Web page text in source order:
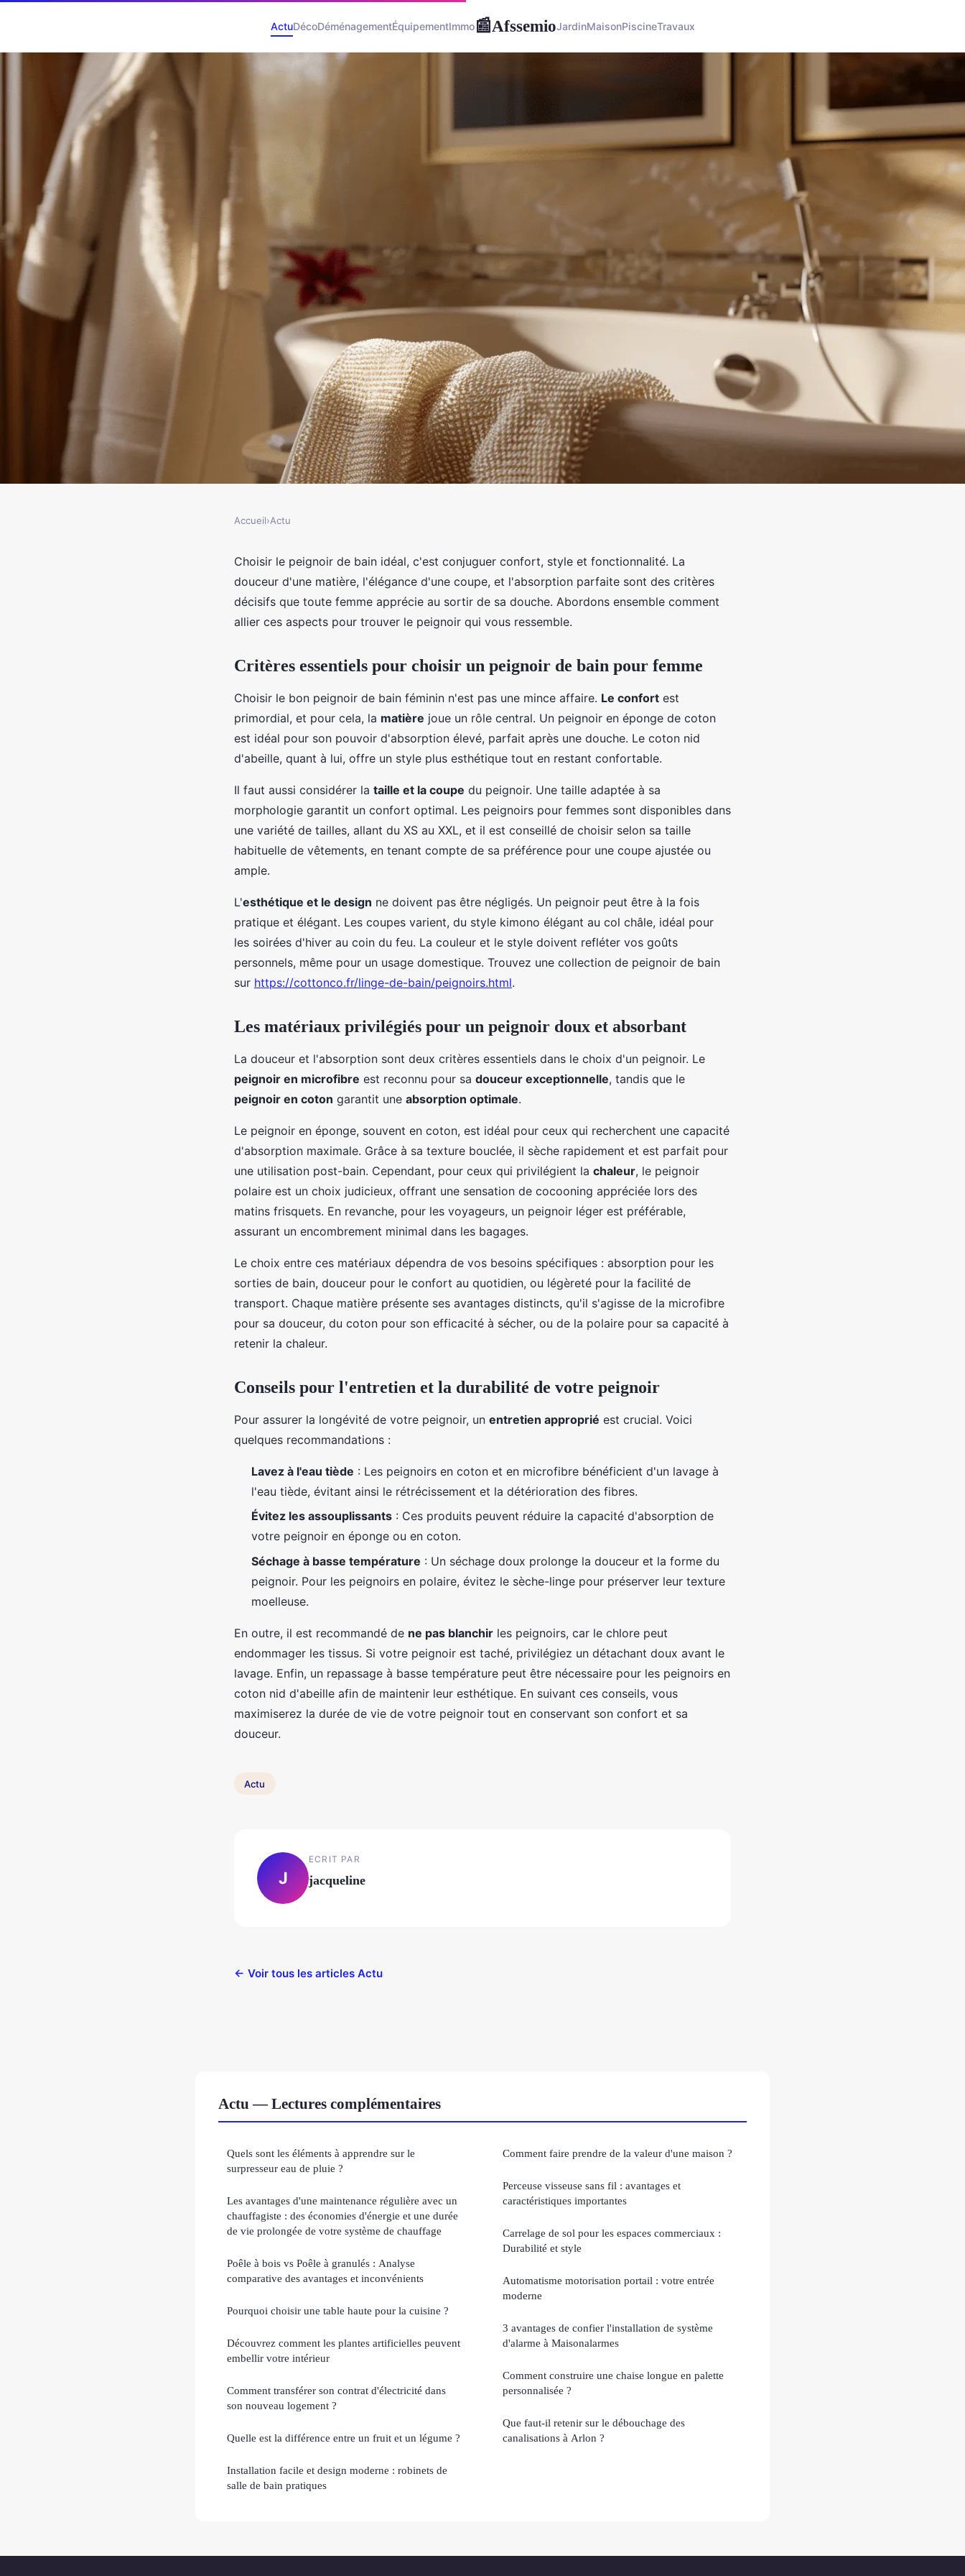
ActuDécoDéménagementÉquipementImmo📰AfssemioJardinMaisonPiscineTravaux
Peignoir de bain pour femme : conseils
pour choisir le bon modèle
Accueil›Actu
Choisir le peignoir de bain idéal, c'est conjuguer confort, style et fonctionnalité. La
douceur d'une matière, l'élégance d'une coupe, et l'absorption parfaite sont des critères
décisifs que toute femme apprécie au sortir de sa douche. Abordons ensemble comment
allier ces aspects pour trouver le peignoir qui vous ressemble.
Critères essentiels pour choisir un peignoir de bain pour femme
Choisir le bon peignoir de bain féminin n'est pas une mince affaire. Le confort est
primordial, et pour cela, la matière joue un rôle central. Un peignoir en éponge de coton
est idéal pour son pouvoir d'absorption élevé, parfait après une douche. Le coton nid
d'abeille, quant à lui, offre un style plus esthétique tout en restant confortable.
Il faut aussi considérer la taille et la coupe du peignoir. Une taille adaptée à sa
morphologie garantit un confort optimal. Les peignoirs pour femmes sont disponibles dans
une variété de tailles, allant du XS au XXL, et il est conseillé de choisir selon sa taille
habituelle de vêtements, en tenant compte de sa préférence pour une coupe ajustée ou
ample.
L'esthétique et le design ne doivent pas être négligés. Un peignoir peut être à la fois
pratique et élégant. Les coupes varient, du style kimono élégant au col châle, idéal pour
les soirées d'hiver au coin du feu. La couleur et le style doivent refléter vos goûts
personnels, même pour un usage domestique. Trouvez une collection de peignoir de bain
sur https://cottonco.fr/linge-de-bain/peignoirs.html.
Les matériaux privilégiés pour un peignoir doux et absorbant
La douceur et l'absorption sont deux critères essentiels dans le choix d'un peignoir. Le
peignoir en microfibre est reconnu pour sa douceur exceptionnelle, tandis que le
peignoir en coton garantit une absorption optimale.
Le peignoir en éponge, souvent en coton, est idéal pour ceux qui recherchent une capacité
d'absorption maximale. Grâce à sa texture bouclée, il sèche rapidement et est parfait pour
une utilisation post-bain. Cependant, pour ceux qui privilégient la chaleur, le peignoir
polaire est un choix judicieux, offrant une sensation de cocooning appréciée lors des
matins frisquets. En revanche, pour les voyageurs, un peignoir léger est préférable,
assurant un encombrement minimal dans les bagages.
Le choix entre ces matériaux dépendra de vos besoins spécifiques : absorption pour les
sorties de bain, douceur pour le confort au quotidien, ou légèreté pour la facilité de
transport. Chaque matière présente ses avantages distincts, qu'il s'agisse de la microfibre
pour sa douceur, du coton pour son efficacité à sécher, ou de la polaire pour sa capacité à
retenir la chaleur.
Conseils pour l'entretien et la durabilité de votre peignoir
Pour assurer la longévité de votre peignoir, un entretien approprié est crucial. Voici
quelques recommandations :
Lavez à l'eau tiède : Les peignoirs en coton et en microfibre bénéficient d'un lavage à
l'eau tiède, évitant ainsi le rétrécissement et la détérioration des fibres.
Évitez les assouplissants : Ces produits peuvent réduire la capacité d'absorption de
votre peignoir en éponge ou en coton.
Séchage à basse température : Un séchage doux prolonge la douceur et la forme du
peignoir. Pour les peignoirs en polaire, évitez le sèche-linge pour préserver leur texture
moelleuse.
En outre, il est recommandé de ne pas blanchir les peignoirs, car le chlore peut
endommager les tissus. Si votre peignoir est taché, privilégiez un détachant doux avant le
lavage. Enfin, un repassage à basse température peut être nécessaire pour les peignoirs en
coton nid d'abeille afin de maintenir leur esthétique. En suivant ces conseils, vous
maximiserez la durée de vie de votre peignoir tout en conservant son confort et sa
douceur.
Actu
J
ECRIT PAR
jacqueline
← Voir tous les articles Actu
Actu — Lectures complémentaires
Quels sont les éléments à apprendre sur le
surpresseur eau de pluie ?
Les avantages d'une maintenance régulière avec un
chauffagiste : des économies d'énergie et une durée
de vie prolongée de votre système de chauffage
Poêle à bois vs Poêle à granulés : Analyse
comparative des avantages et inconvénients
Pourquoi choisir une table haute pour la cuisine ?
Découvrez comment les plantes artificielles peuvent
embellir votre intérieur
Comment transférer son contrat d'électricité dans
son nouveau logement ?
Quelle est la différence entre un fruit et un légume ?
Installation facile et design moderne : robinets de
salle de bain pratiques
Comment faire prendre de la valeur d'une maison ?
Perceuse visseuse sans fil : avantages et
caractéristiques importantes
Carrelage de sol pour les espaces commerciaux :
Durabilité et style
Automatisme motorisation portail : votre entrée
moderne
3 avantages de confier l'installation de système
d'alarme à Maisonalarmes
Comment construire une chaise longue en palette
personnalisée ?
Que faut-il retenir sur le débouchage des
canalisations à Arlon ?